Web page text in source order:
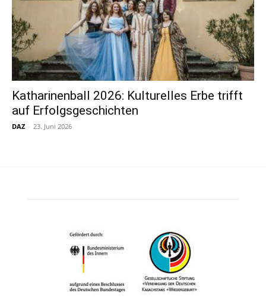
Katharinenball 2026: Kulturelles Erbe trifft
auf Erfolgsgeschichten
DAZ - 23. Juni 2026